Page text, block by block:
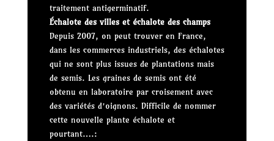
traitement antigerminatif.
Échalote des villes et échalote des champs
Depuis 2007, on peut trouver en France,
dans les commerces industriels, des échalotes
qui ne sont plus issues de plantations mais
de semis. Les graines de semis ont été
obtenu en laboratoire par croisement avec
des variétés d’oignons. Difficile de nommer
cette nouvelle plante échalote et
pourtant….: